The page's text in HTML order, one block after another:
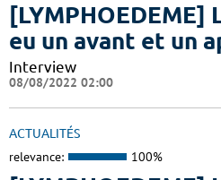
[LYMPHOEDEME]
eu un avant et un
Interview
08/08/2022 02:00
ACTUALITÉS
relevance: 100%